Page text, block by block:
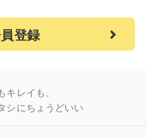
登録
キレイも、
シにちょうどいい